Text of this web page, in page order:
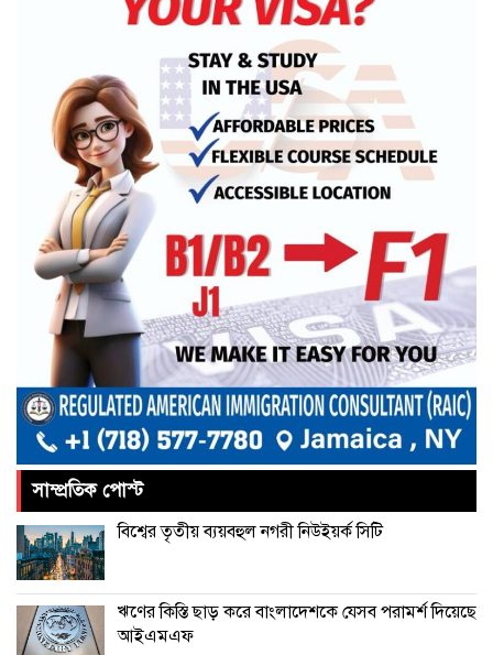
খুলনায় অবরোধের সমর্থনে দুপুরে ও
সন্ধ্যায় বিএনপির মিছিল
রেললাইন কাটা, গাড়িতে আগুন—এ
কোন রাজনীতি, প্রশ্ন তথ্যমন্ত্রীর
আমরা প্রতিদ্বন্দ্বিতাপূর্ণ নির্বাচন চাই: না‌ছিম
পাকিস্তানে থানায় ‘আত্মঘাতী’ হামলায়
নিহত ৬, আহত ২৫
ভূরাজনীতির নেতিবাচক প্রভাব পড়তে শুরু
করেছে: এফবিসিসিআই
চীনের বেল্ট অ্যান্ড রোড উদ্যোগে আর
থাকছে না ইতালি
সাম্প্রতিক পোস্ট
বিশ্বের তৃতীয় ব্যয়বহুল নগরী নিউইয়র্ক সিটি
ঋণের কিস্তি ছাড় করে বাংলাদেশকে যেসব পরামর্শ দিয়েছে
আইএমএফ